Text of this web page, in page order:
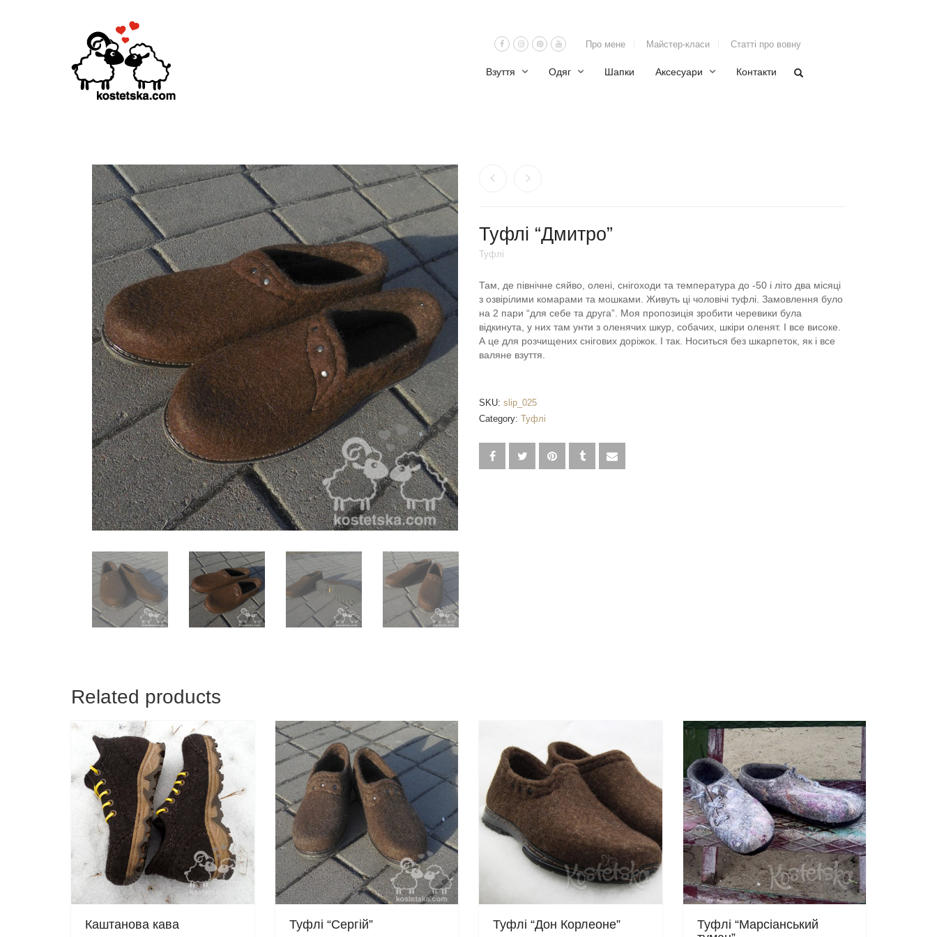
Про мене Майстер-класи Статті про вовну
Взуття Одяг Шапки Аксесуари Контакти
Туфлі “Дмитро”
Туфлі
Там, де північне сяйво, олені, снігоходи та температура до -50 і літо два місяці
з озвірілими комарами та мошками. Живуть ці чоловічі туфлі. Замовлення було
на 2 пари “для себе та друга”. Моя пропозиція зробити черевики була
відкинута, у них там унти з оленячих шкур, собачих, шкіри оленят. І все високе.
А це для розчищених снігових доріжок. І так. Носиться без шкарпеток, як і все
валяне взуття.
SKU: slip_025
Category: Туфлі
Related products
Каштанова кава Туфлі “Сергій” Туфлі “Дон Корлеоне”
Туфлі “Марсіанський